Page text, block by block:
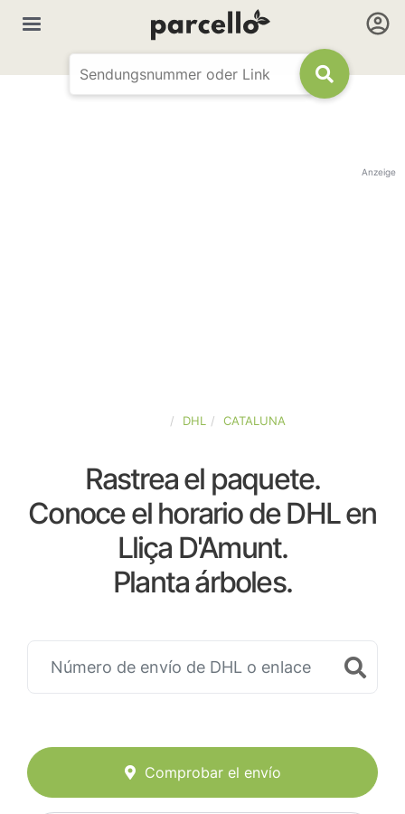
Anzeige
DHL CATALUNA
Rastrea el paquete.
Conoce el horario de DHL en
Lliça D'Amunt.
Planta árboles.
Comprobar el envío